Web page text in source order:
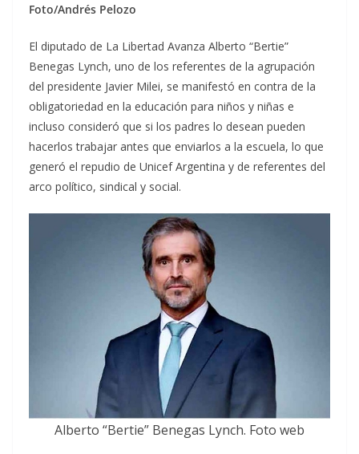
Foto/Andrés Pelozo
El diputado de La Libertad Avanza Alberto “Bertie”
Benegas Lynch, uno de los referentes de la agrupación
del presidente Javier Milei, se manifestó en contra de la
obligatoriedad en la educación para niños y niñas e
incluso consideró que si los padres lo desean pueden
hacerlos trabajar antes que enviarlos a la escuela, lo que
generó el repudio de Unicef Argentina y de referentes del
arco político, sindical y social.
Alberto “Bertie” Benegas Lynch. Foto web